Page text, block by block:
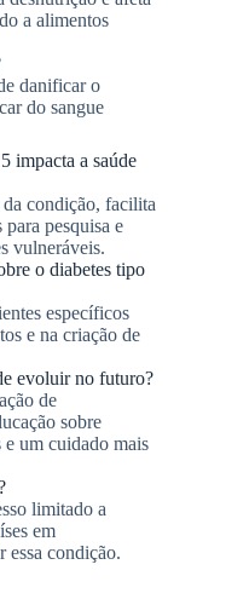
a alimentos
danificar o
do sangue
impacta a saúde
condição, facilita
pesquisa e
vulneráveis.
o diabetes tipo
específicos
e na criação de
evoluir no futuro?
de
sobre
e um cuidado mais
limitado a
em
essa condição.